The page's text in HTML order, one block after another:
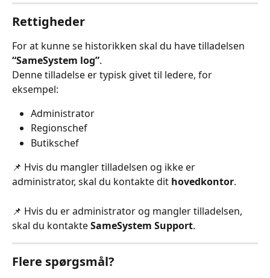
Rettigheder
For at kunne se historikken skal du have tilladelsen
“SameSystem log”.
Denne tilladelse er typisk givet til ledere, for
eksempel:
Administrator
Regionschef
Butikschef
📌 Hvis du mangler tilladelsen og ikke er
administrator, skal du kontakte dit hovedkontor.
📌 Hvis du er administrator og mangler tilladelsen,
skal du kontakte SameSystem Support.
Flere spørgsmål?